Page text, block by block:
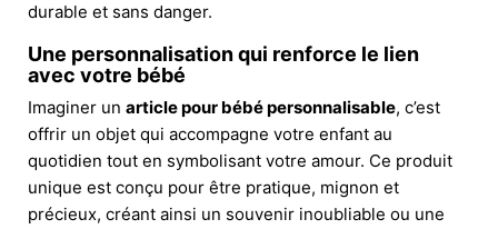
durable et sans danger.
Une personnalisation qui renforce le lien
avec votre bébé
Imaginer un article pour bébé personnalisable, c’est
offrir un objet qui accompagne votre enfant au
quotidien tout en symbolisant votre amour. Ce produit
unique est conçu pour être pratique, mignon et
précieux, créant ainsi un souvenir inoubliable ou une